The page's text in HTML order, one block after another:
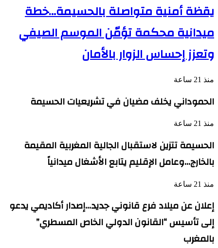
يقظة أمنية متواصلة بالحسيمة…خطة
ميدانية محكمة تؤمّن الموسم الصيفي
وتعزز إحساس الزوار بالأمان
منذ 21 ساعة
الحموداني يخلف مضيان في تشريعيات الحسيمة
منذ 21 ساعة
الحسيمة تتزين لاستقبال الجالية المغربية المقيمة
بالخارج…وعامل الإقليم يتابع الأشغال ميدانياً
منذ 21 ساعة
إعلان عن ميلاد فرع قانوني جديد…إصدار أكاديمي يدعو
إلى تأسيس “القانون الدولي الخاص المسطري”
بالمغرب